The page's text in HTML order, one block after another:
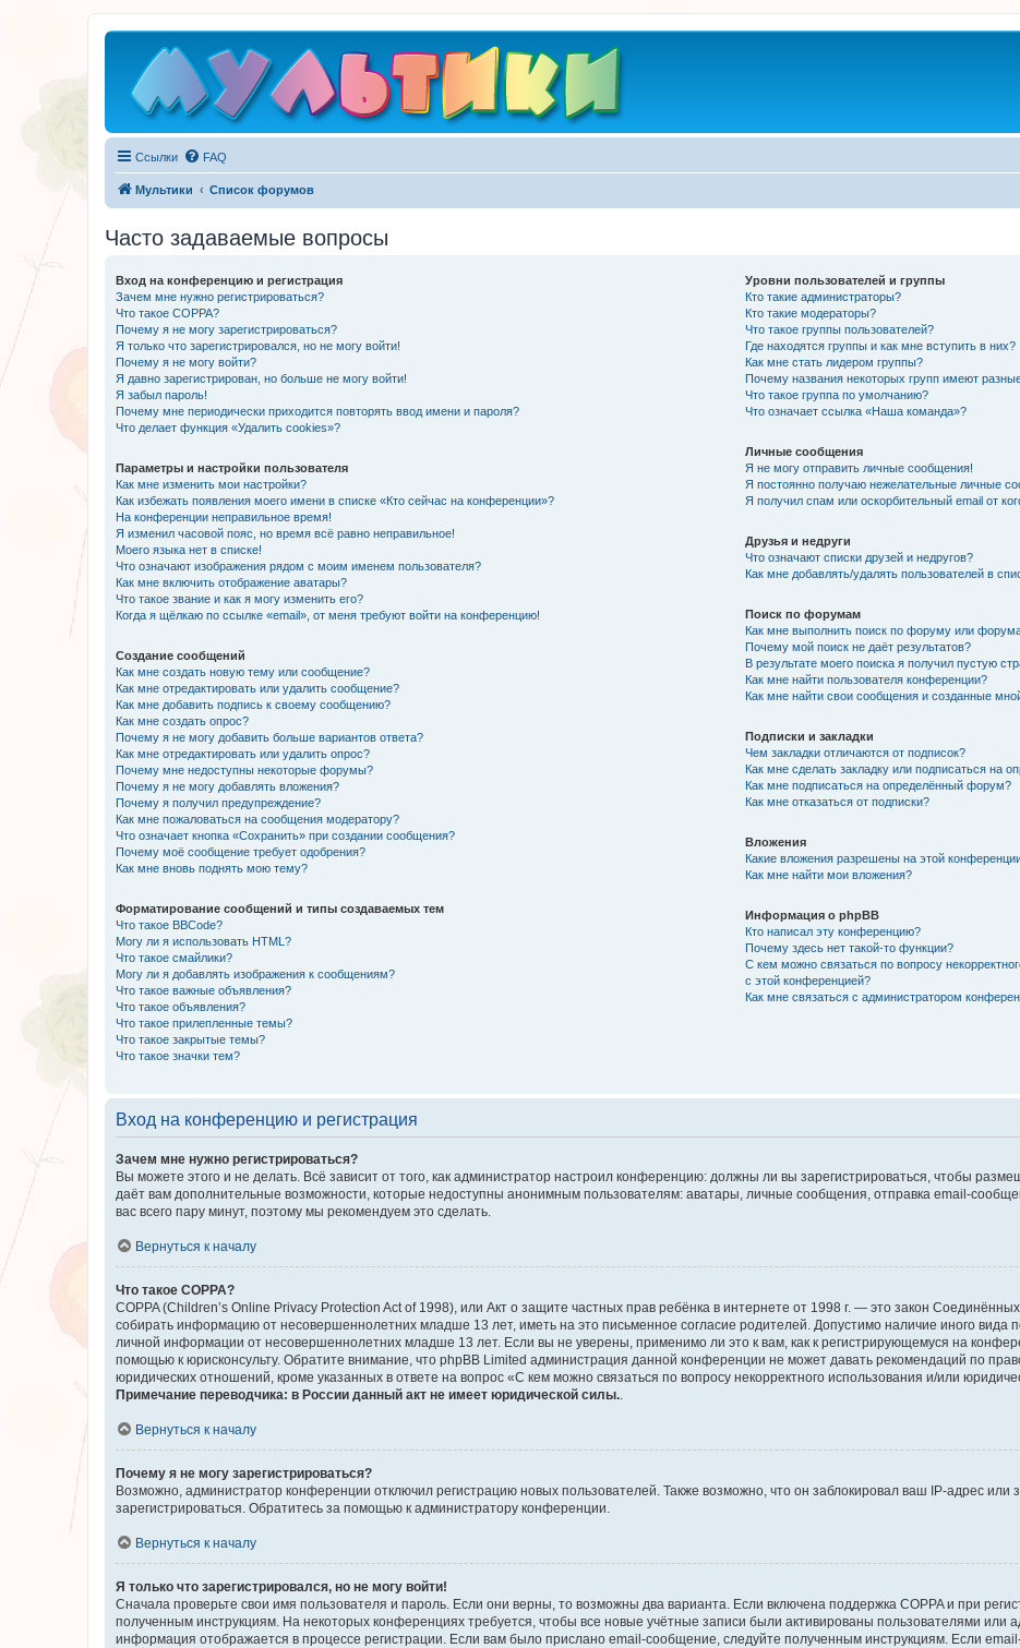
Ссылки FAQ
Мультики Список форумов
Часто задаваемые вопросы
Вход на конференцию и регистрация
Зачем мне нужно регистрироваться?
Что такое COPPA?
Почему я не могу зарегистрироваться?
Я только что зарегистрировался, но не могу войти!
Почему я не могу войти?
Я давно зарегистрирован, но больше не могу войти!
Я забыл пароль!
Почему мне периодически приходится повторять ввод имени и пароля?
Что делает функция «Удалить cookies»?
Параметры и настройки пользователя
Как мне изменить мои настройки?
Как избежать появления моего имени в списке «Кто сейчас на конференции»?
На конференции неправильное время!
Я изменил часовой пояс, но время всё равно неправильное!
Моего языка нет в списке!
Что означают изображения рядом с моим именем пользователя?
Как мне включить отображение аватары?
Что такое звание и как я могу изменить его?
Когда я щёлкаю по ссылке «email», от меня требуют войти на конференцию!
Создание сообщений
Как мне создать новую тему или сообщение?
Как мне отредактировать или удалить сообщение?
Как мне добавить подпись к своему сообщению?
Как мне создать опрос?
Почему я не могу добавить больше вариантов ответа?
Как мне отредактировать или удалить опрос?
Почему мне недоступны некоторые форумы?
Почему я не могу добавлять вложения?
Почему я получил предупреждение?
Как мне пожаловаться на сообщения модератору?
Что означает кнопка «Сохранить» при создании сообщения?
Почему моё сообщение требует одобрения?
Как мне вновь поднять мою тему?
Форматирование сообщений и типы создаваемых тем
Что такое BBCode?
Могу ли я использовать HTML?
Что такое смайлики?
Могу ли я добавлять изображения к сообщениям?
Что такое важные объявления?
Что такое объявления?
Что такое прилепленные темы?
Что такое закрытые темы?
Что такое значки тем?
Уровни пользователей и группы
Кто такие администраторы?
Кто такие модераторы?
Что такое группы пользователей?
Где находятся группы и как мне вступить в них?
Как мне стать лидером группы?
Почему названия некоторых групп имеют
Что такое группа по умолчанию?
Что означает ссылка «Наша команда»?
Личные сообщения
Я не могу отправить личные сообщения!
Я постоянно получаю нежелательные личные
Я получил спам или оскорбительный email от
Друзья и недруги
Что означают списки друзей и недругов?
Как мне добавлять/удалять пользователей в
Поиск по форумам
Как мне выполнить поиск по форуму или
Почему мой поиск не даёт результатов?
В результате моего поиска я получил пустую
Как мне найти пользователя конференции?
Как мне найти свои сообщения и созданные
Подписки и закладки
Чем закладки отличаются от подписок?
Как мне сделать закладку или подписаться на
Как мне подписаться на определённый форум?
Как мне отказаться от подписки?
Вложения
Какие вложения разрешены на этой
Как мне найти мои вложения?
Информация о phpBB
Кто написал эту конференцию?
Почему здесь нет такой-то функции?
С кем можно связаться по вопросу
с этой конференцией?
Как мне связаться с администратором
Вход на конференцию и регистрация
Зачем мне нужно регистрироваться?
Вы можете этого и не делать. Всё зависит от того, как администратор настроил конференцию: должны ли вы зарегистрироваться, чтобы
даёт вам дополнительные возможности, которые недоступны анонимным пользователям: аватары, личные сообщения, отправка email-
вас всего пару минут, поэтому мы рекомендуем это сделать.
Вернуться к началу
Что такое COPPA?
COPPA (Children’s Online Privacy Protection Act of 1998), или Акт о защите частных прав ребёнка в интернете от 1998 г. — это закон
собирать информацию от несовершеннолетних младше 13 лет, иметь на это письменное согласие родителей. Допустимо наличие иного вида
личной информации от несовершеннолетних младше 13 лет. Если вы не уверены, применимо ли это к вам, как к регистрирующемуся на
помощью к юрисконсульту. Обратите внимание, что phpBB Limited администрация данной конференции не может давать рекомендаций по
юридических отношений, кроме указанных в ответе на вопрос «С кем можно связаться по вопросу некорректного использования и/или
Примечание переводчика: в России данный акт не имеет юридической силы..
Вернуться к началу
Почему я не могу зарегистрироваться?
Возможно, администратор конференции отключил регистрацию новых пользователей. Также возможно, что он заблокировал ваш IP-адрес
зарегистрироваться. Обратитесь за помощью к администратору конференции.
Вернуться к началу
Я только что зарегистрировался, но не могу войти!
Сначала проверьте свои имя пользователя и пароль. Если они верны, то возможны два варианта. Если включена поддержка COPPA и при
полученным инструкциям. На некоторых конференциях требуется, чтобы все новые учётные записи были активированы пользователями или
информация отображается в процессе регистрации. Если вам было прислано email-сообщение, следуйте полученным инструкциям. Если